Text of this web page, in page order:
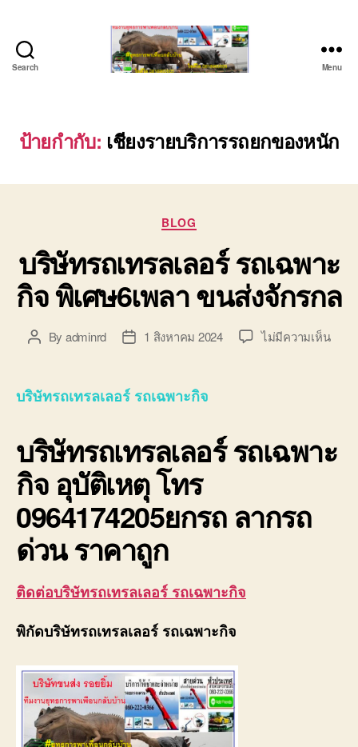
Search
ยก
ของ
ติดต่อ
0640711613,
Menu
ป้ายกำกับ: เชียงรายบริการรถยกของหนัก
Categories
BLOG
บริษัทรถเทรลเลอร์ รถเฉพาะ
กิจ พิเศษ6เพลา ขนส่งจักรกล
PostBy adminrd
Post1 สิงหาคม 2024 ไม่มีความเห็นบน
เฉพา
บริษัทรถเทรลเลอร์ รถเฉพาะกิจ
บริษัทรถเทรลเลอร์ รถเฉพาะ
กิจ อุบัติเหตุ โทร
0964174205ยกรถ ลากรถ
ด่วน ราคาถูก
ติดต่อบริษัทรถเทรลเลอร์ รถเฉพาะกิจ
พิกัดบริษัทรถเทรลเลอร์ รถเฉพาะกิจ